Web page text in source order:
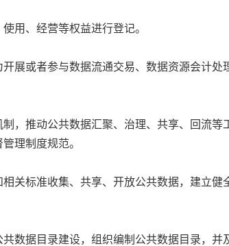
用、经营等权益进行登记。
或者参与数据流通交易、数据资源会计处
推动公共数据汇聚、治理、共享、回流等
理制度规范。
标准收集、共享、开放公共数据，建立健
据目录建设，组织编制公共数据目录，并